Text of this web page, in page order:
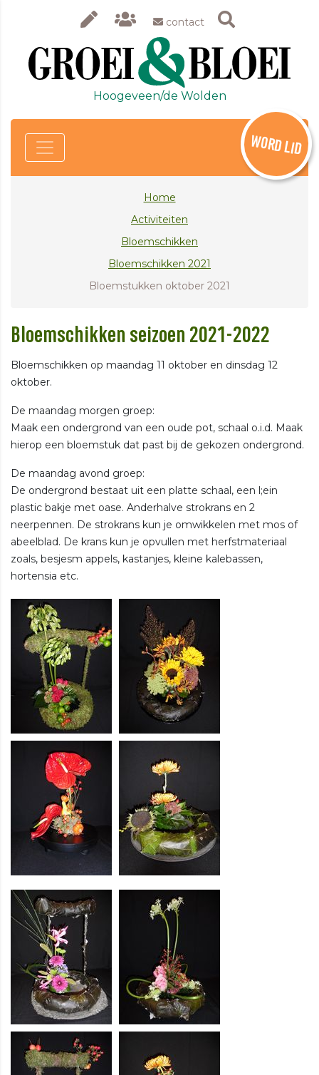
contact
Hoogeveen/de Wolden
WORD LID
Home
Activiteiten
Bloemschikken
Bloemschikken 2021
Bloemstukken oktober 2021
Bloemschikken seizoen 2021-2022
Bloemschikken op maandag 11 oktober en dinsdag 12
oktober.
De maandag morgen groep:
Maak een ondergrond van een oude pot, schaal o.i.d. Maak
hierop een bloemstuk dat past bij de gekozen ondergrond.
De maandag avond groep:
De ondergrond bestaat uit een platte schaal, een l;ein
plastic bakje met oase. Anderhalve strokrans en 2
neerpennen. De strokrans kun je omwikkelen met mos of
abeelblad. De krans kun je opvullen met herfstmateriaal
zoals, besjesm appels, kastanjes, kleine kalebassen,
hortensia etc.